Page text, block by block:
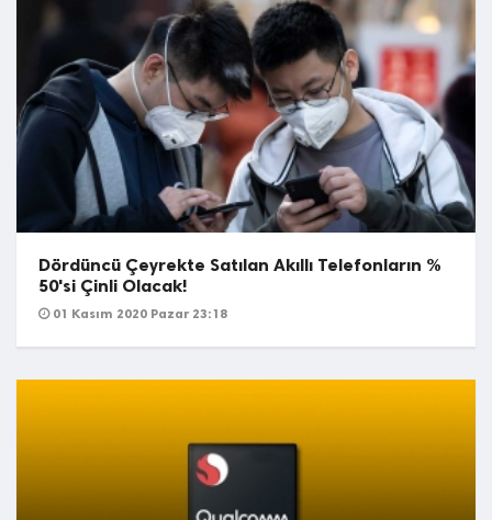
Dördüncü Çeyrekte Satılan Akıllı Telefonların %
50'si Çinli Olacak!
01 Kasım 2020 Pazar 23:18